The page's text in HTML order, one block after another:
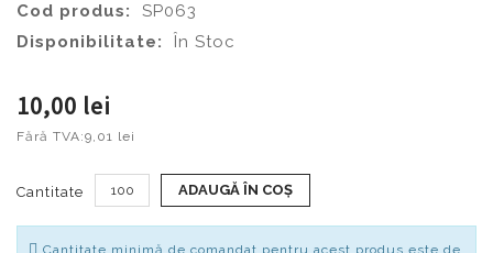
Cod produs:
SP063
Disponibilitate:
În Stoc
10,00 lei
Fără TVA:9,01 lei
Cantitate ADAUGĂ ÎN COŞ
Cantitate minimă de comandat pentru acest produs este de